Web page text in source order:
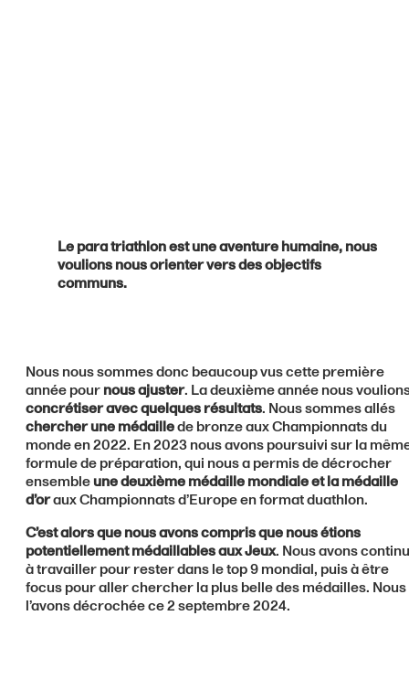
Le para triathlon est une aventure humaine, nous
voulions nous orienter vers des objectifs
communs.
Nous nous sommes donc beaucoup vus cette première
année pournous ajuster. La deuxième année nous
concrétiser avec quelques résultats. Nous sommes allés
chercher une médaillede bronze aux Championnats du
monde en 2022. En 2023 nous avons poursuivi sur la
formule de préparation, qui nous a permis de décrocher
ensembleune deuxième médaille mondiale et la médaille
d’oraux Championnats d’Europe en format duathlon.
C’est alors que nous avons compris que nous étions
potentiellement médaillables aux Jeux. Nous avons
à travailler pour rester dans le top 9 mondial, puis à être
focus pour aller chercher la plus belle des médailles. Nous
l’avons décrochée ce 2 septembre 2024.